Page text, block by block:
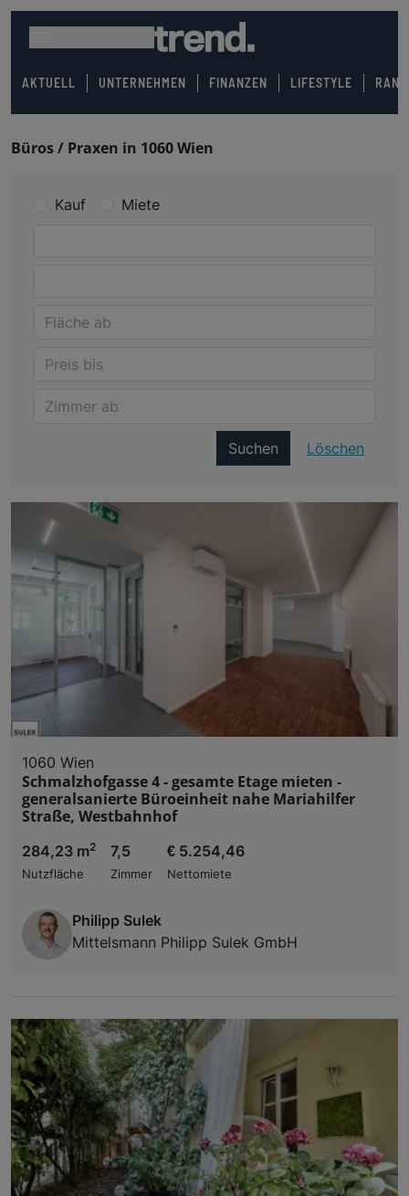
AKTUELL UNTERNEHMEN FINANZEN LIFESTYLE
Büros / Praxen in 1060 Wien
Kauf Miete
Suchen Löschen
1060 Wien
Schmalzhofgasse 4 - gesamte Etage mieten -
generalsanierte Büroeinheit nahe Mariahilfer
Straße, Westbahnhof
284,23 m2
Nutzfläche
7,5
Zimmer
€ 5.254,46
Nettomiete
Philipp Sulek
Mittelsmann Philipp Sulek GmbH